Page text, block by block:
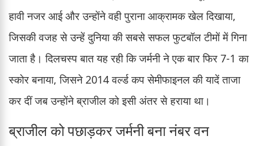
हावी नजर आई और उन्होंने वही पुराना आक्रामक खेल दिखाया,
जिसकी वजह से उन्हें दुनिया की सबसे सफल फुटबॉल टीमों में गिना
जाता है। दिलचस्प बात यह रही कि जर्मनी ने एक बार फिर 7-1 का
स्कोर बनाया, जिसने 2014 वर्ल्ड कप सेमीफाइनल की यादें ताजा
कर दीं जब उन्होंने ब्राजील को इसी अंतर से हराया था।
ब्राजील को पछाड़कर जर्मनी बना नंबर वन